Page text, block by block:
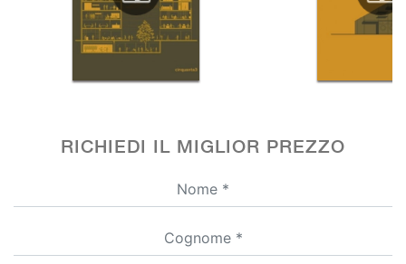
RICHIEDI IL MIGLIOR PREZZO